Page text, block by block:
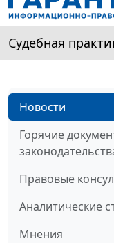
Судебная
Новости
Горячие
Правовые
Аналитические
Мнения